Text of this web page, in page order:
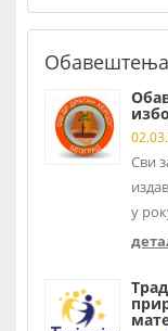
Обавештења
Сви
у